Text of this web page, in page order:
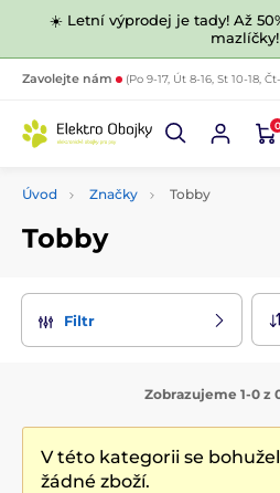
☀️ Letní výprodej je tady! Až
mazlíčky!
Zavolejte nám (Po 9-17, Út 8-16, St 10-18,
0
Úvod Značky Tobby
Tobby
Filtr
Zobrazujeme 1-0 z
V této kategorii se
žádné zboží.